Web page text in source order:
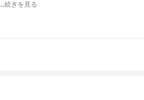
続きを見る